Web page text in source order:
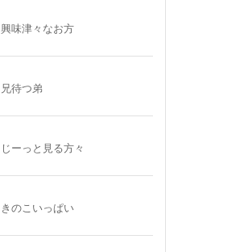
興味津々なお方
兄待つ弟
じーっと見る方々
きのこいっぱい